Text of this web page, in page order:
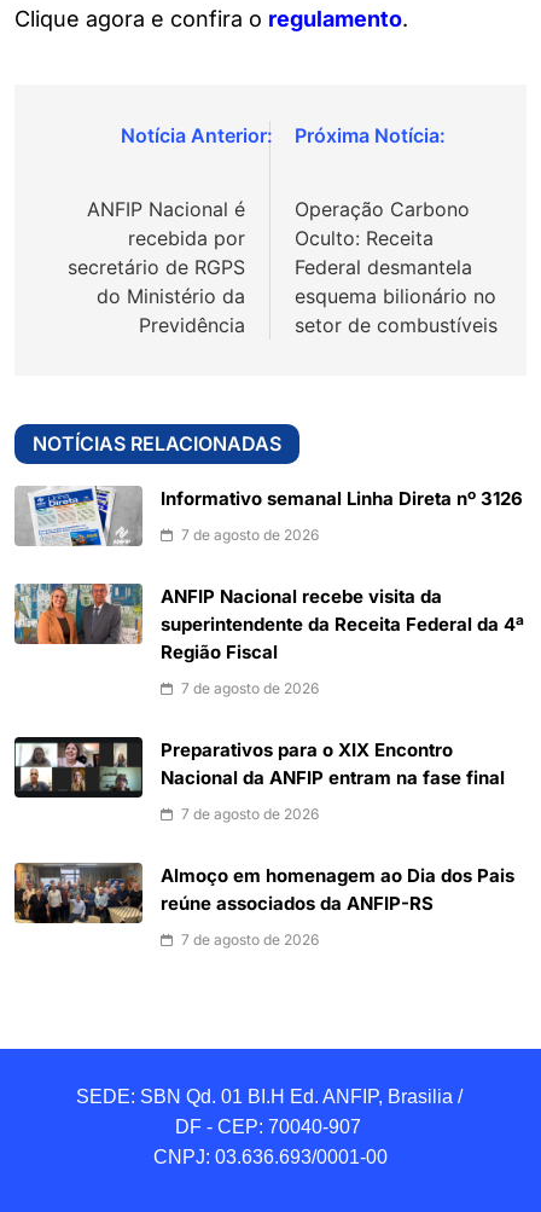
Clique agora e confira o regulamento.
Navegação
Post
ANFIP Nacional é
recebida por
secretário de RGPS
do Ministério da
Previdência
Operação Carbono
Oculto: Receita
Federal desmantela
esquema bilionário no
setor de combustíveis
NOTÍCIAS RELACIONADAS
Informativo semanal Linha Direta nº 3126
7 de agosto de 2026
ANFIP Nacional recebe visita da
superintendente da Receita Federal da 4ª
Região Fiscal
7 de agosto de 2026
Preparativos para o XIX Encontro
Nacional da ANFIP entram na fase final
7 de agosto de 2026
Almoço em homenagem ao Dia dos Pais
reúne associados da ANFIP-RS
7 de agosto de 2026
SEDE: SBN Qd. 01 BI.H Ed. ANFIP, Brasilia /
DF - CEP: 70040-907
CNPJ: 03.636.693/0001-00